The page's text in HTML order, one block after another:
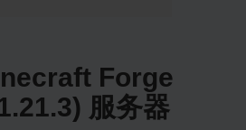
Forge
服务器